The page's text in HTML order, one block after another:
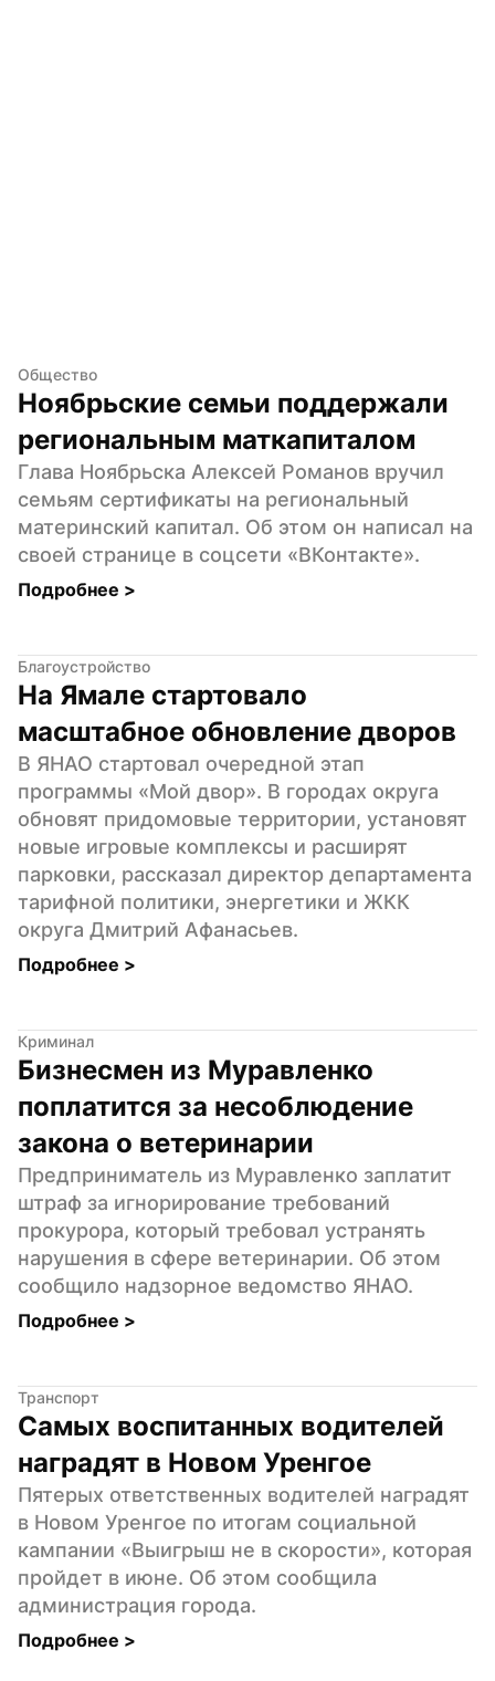
Общество
Ноябрьские семьи поддержали
региональным маткапиталом
Глава Ноябрьска Алексей Романов вручил
семьям сертификаты на региональный
материнский капитал. Об этом он написал на
своей странице в соцсети «ВКонтакте».
Подробнее >
Благоустройство
На Ямале стартовало
масштабное обновление дворов
В ЯНАО стартовал очередной этап
программы «Мой двор». В городах округа
обновят придомовые территории, установят
новые игровые комплексы и расширят
парковки, рассказал директор департамента
тарифной политики, энергетики и ЖКК
округа Дмитрий Афанасьев.
Подробнее >
Криминал
Бизнесмен из Муравленко
поплатится за несоблюдение
закона о ветеринарии
Предприниматель из Муравленко заплатит
штраф за игнорирование требований
прокурора, который требовал устранять
нарушения в сфере ветеринарии. Об этом
сообщило надзорное ведомство ЯНАО.
Подробнее >
Транспорт
Самых воспитанных водителей
наградят в Новом Уренгое
Пятерых ответственных водителей наградят
в Новом Уренгое по итогам социальной
кампании «Выигрыш не в скорости», которая
пройдет в июне. Об этом сообщила
администрация города.
Подробнее >